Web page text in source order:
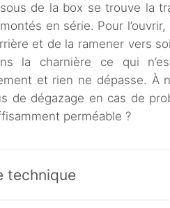
de la box se trouve la
en série. Pour
et de la ramener vers
la charnière ce qui
et rien ne dépasse. À
de dégazage en cas de
perméable ?
technique